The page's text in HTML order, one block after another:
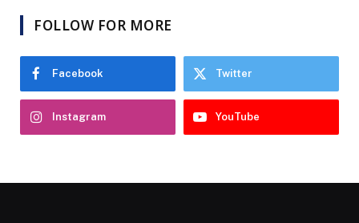
FOLLOW FOR MORE
Facebook Twitter
Instagram YouTube